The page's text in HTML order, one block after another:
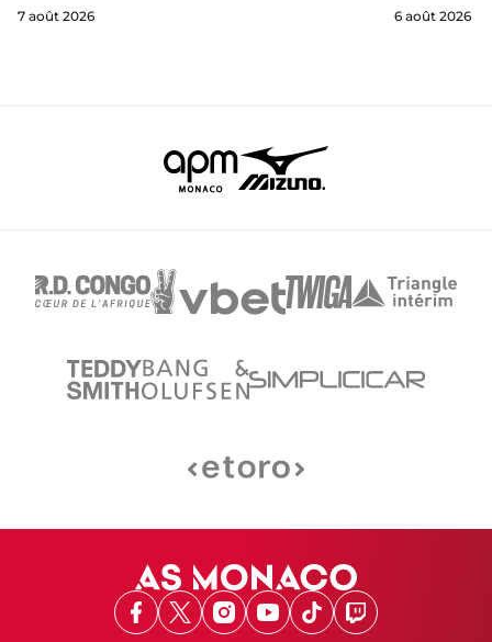
7 août 2026 6 août 2026
Facebook
X Instagram
Youtube
TikTokTwitch